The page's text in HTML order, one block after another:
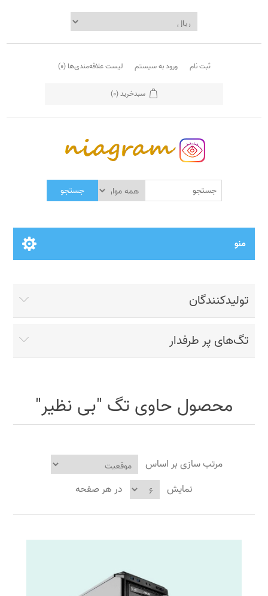
ثبت نام ورود به سیستم لیست علاقه‌مندی‌ها (0)
سبدخرید(0)
جستجو
منو
تولیدکنندگان
تگ‌های پر طرفدار
محصول حاوی تگ "بی نظیر"
مرتب سازی بر اساس
نمایش
در هر صفحه